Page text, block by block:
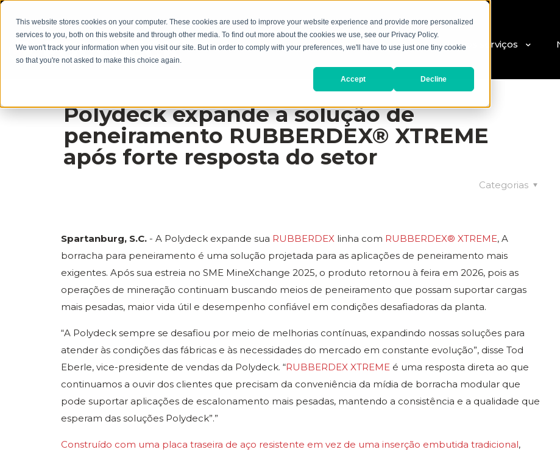
This website stores cookies on your computer. These cookies are used to improve your website experience and provide more personalized
services to you, both on this website and through other media. To find out more about the cookies we use, see our Privacy Policy.
We won't track your information when you visit our site. But in order to comply with your preferences, we'll have to use just one tiny cookie
so that you're not asked to make this choice again.
Accept Decline
Nossos produtos Nossos serviços
Polydeck expande a solução de
peneiramento RUBBERDEX® XTREME
após forte resposta do setor
Categorias
Spartanburg, S.C. - A Polydeck expande sua RUBBERDEX linha com RUBBERDEX®XTREME, A
borracha para peneiramento é uma solução projetada para as aplicações de peneiramento mais
exigentes. Após sua estreia no SME MineXchange 2025, o produto retornou à feira em 2026, pois as
operações de mineração continuam buscando meios de peneiramento que possam suportar cargas
mais pesadas, maior vida útil e desempenho confiável em condições desafiadoras da planta.
“A Polydeck sempre se desafiou por meio de melhorias contínuas, expandindo nossas soluções para
atender às condições das fábricas e às necessidades do mercado em constante evolução”, disse Tod
Eberle, vice-presidente de vendas da Polydeck. “RUBBERDEX XTREME é uma resposta direta ao que
continuamos a ouvir dos clientes que precisam da conveniência da mídia de borracha modular que
pode suportar aplicações de escalonamento mais pesadas, mantendo a consistência e a qualidade que
esperam das soluções Polydeck”.”
Construído com uma placa traseira de aço resistente em vez de uma inserção embutida tradicional,